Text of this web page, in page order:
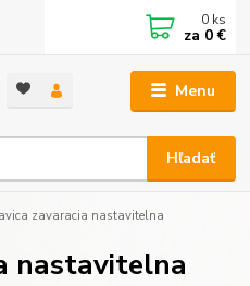
Menu
Hľadať
0 ks
za 0 €
zavaracia nastavitelna
nastavitelna